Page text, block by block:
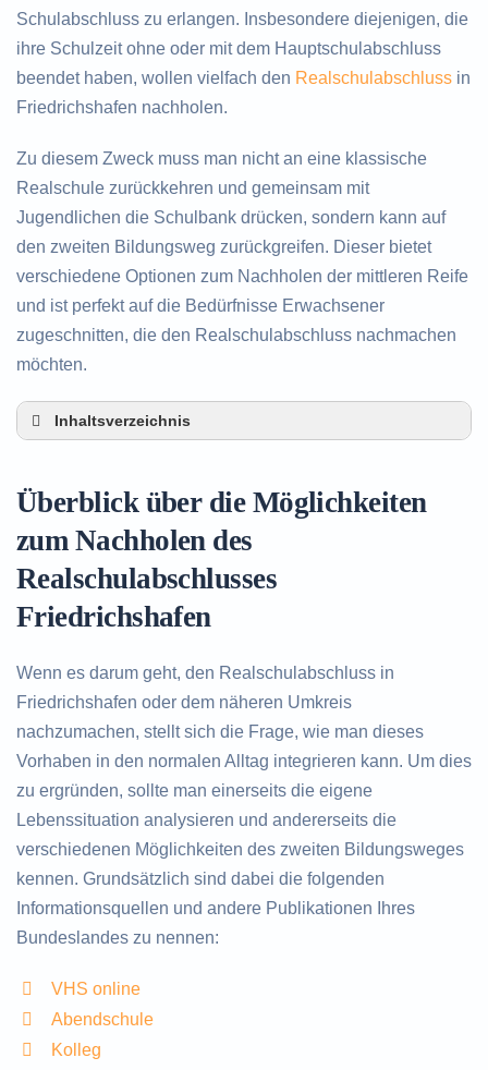
Schulabschluss zu erlangen. Insbesondere diejenigen, die
ihre Schulzeit ohne oder mit dem Hauptschulabschluss
beendet haben, wollen vielfach den Realschulabschluss in
Friedrichshafen nachholen.
Zu diesem Zweck muss man nicht an eine klassische
Realschule zurückkehren und gemeinsam mit
Jugendlichen die Schulbank drücken, sondern kann auf
den zweiten Bildungsweg zurückgreifen. Dieser bietet
verschiedene Optionen zum Nachholen der mittleren Reife
und ist perfekt auf die Bedürfnisse Erwachsener
zugeschnitten, die den Realschulabschluss nachmachen
möchten.
Inhaltsverzeichnis
Alternativen zum nachträglichen Erwerb des
Realschulabschlusses in Friedrichshafen
Nachholen des Realschulabschlusses
Überblick über die Möglichkeiten
zum Nachholen des
Realschulabschlusses
Friedrichshafen
Wenn es darum geht, den Realschulabschluss in
Friedrichshafen oder dem näheren Umkreis
nachzumachen, stellt sich die Frage, wie man dieses
Vorhaben in den normalen Alltag integrieren kann. Um dies
zu ergründen, sollte man einerseits die eigene
Lebenssituation analysieren und andererseits die
verschiedenen Möglichkeiten des zweiten Bildungsweges
kennen. Grundsätzlich sind dabei die folgenden
Informationsquellen und andere Publikationen Ihres
Bundeslandes zu nennen:
VHS online
Abendschule
Kolleg